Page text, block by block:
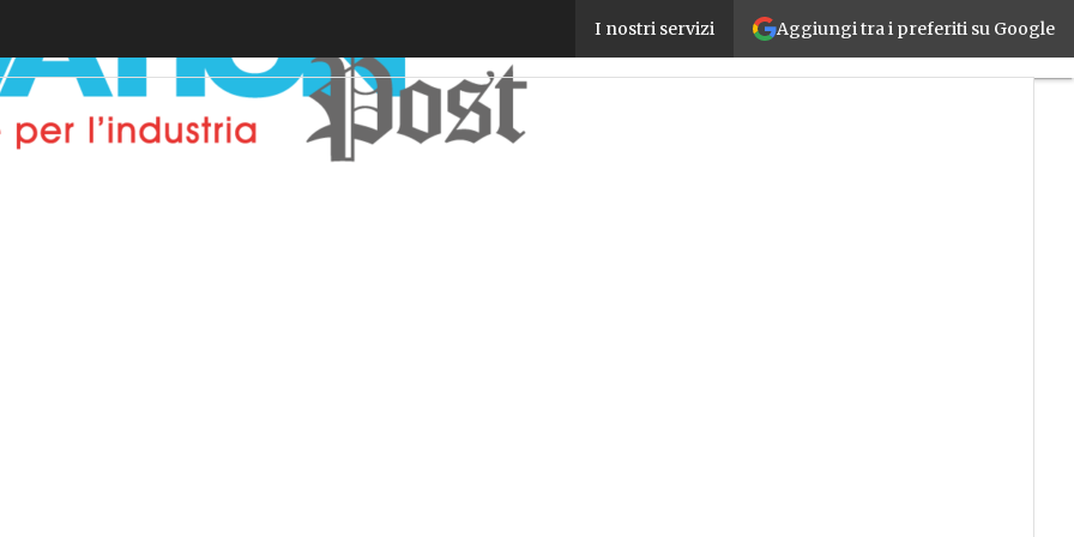
Aggiungi tra i preferiti su Google
I nostri servizi
Intelligenza artificiale, ecco la strategia italiana